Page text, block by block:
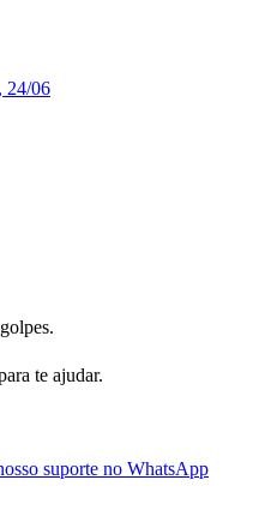
24/06
te ajudar.
suporte no WhatsApp